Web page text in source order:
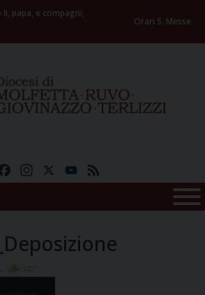
II, papa, e compagni,
Orari S. Messe
FacebookInstagramYouTube